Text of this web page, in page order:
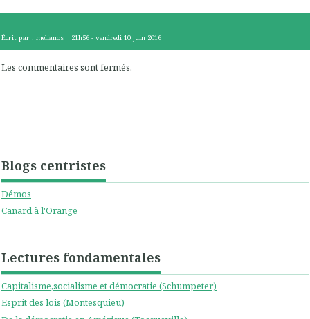
Blogs centristes
Démos
Canard à l'Orange
Lectures fondamentales
Capitalisme,socialisme et démocratie (Schumpeter)
Esprit des lois (Montesquieu)
Écrit par : melianos 21h56 -vendredi 10 juin 2016
Les commentaires sont fermés.